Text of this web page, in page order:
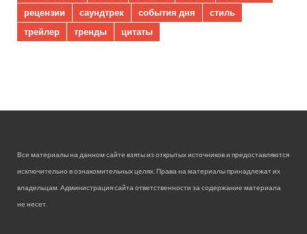
рецензии
саундтрек события дня
стиль
трейлер
тренды цитаты
Все материалы на данном сайте взяты из открытых источников и предоставляются
исключительно в ознакомительных целях. Права на материалы принадлежат их
владельцам. Администрация сайта ответственности за содержание материала
не несет.